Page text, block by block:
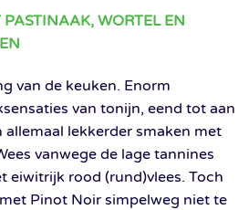
WORTEL EN
van de keuken. Enorm
van tonijn, eend tot aan
lekkerder smaken met
vanwege de lage tannines
eiwitrijk rood (rund)vlees. Toch
Pinot Noir simpelweg niet te